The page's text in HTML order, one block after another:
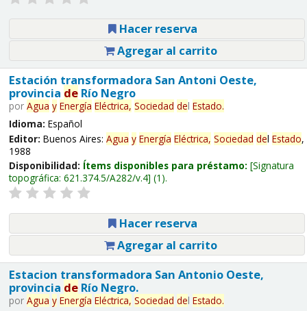
Hacer reserva
Agregar al carrito
Estación transformadora San Antoni Oeste,
provincia deRío Negro
por Agua y Energía Eléctrica, Sociedad del Estado.
Idioma: Español
Editor: Buenos Aires: Agua y Energía Eléctrica, Sociedad del Estado,
1988
Disponibilidad: Ítems disponibles para préstamo: Signatura
topográfica: 621.374.5/A282/v.4 (1).
Hacer reserva
Agregar al carrito
Estacion transformadora San Antonio Oeste,
provincia deRío Negro.
por Agua y Energía Eléctrica, Sociedad del Estado.